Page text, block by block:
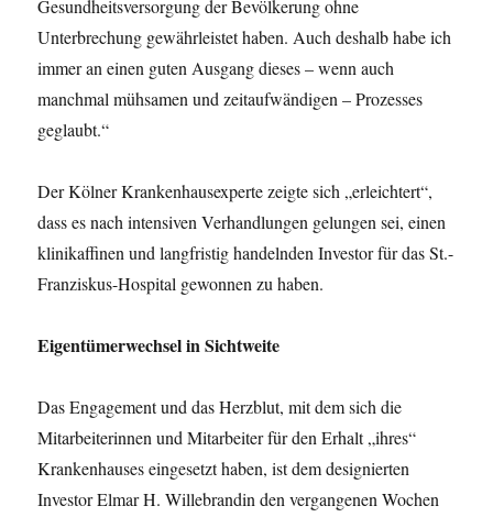
Gesundheitsversorgung der Bevölkerung ohne
Unterbrechung gewährleistet haben. Auch deshalb habe ich
immer an einen guten Ausgang dieses – wenn auch
manchmal mühsamen und zeitaufwändigen – Prozesses
geglaubt.“
Der Kölner Krankenhausexperte zeigte sich „erleichtert“,
dass es nach intensiven Verhandlungen gelungen sei, einen
klinikaffinen und langfristig handelnden Investor für das St.-
Franziskus-Hospital gewonnen zu haben.
Eigentümerwechsel in Sichtweite
Das Engagement und das Herzblut, mit dem sich die
Mitarbeiterinnen und Mitarbeiter für den Erhalt „ihres“
Krankenhauses eingesetzt haben, ist dem designierten
Investor Elmar H. Willebrandin den vergangenen Wochen